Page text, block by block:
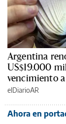
Argentina
US$19.000
vencimiento
elDiarioAR
Ahora en